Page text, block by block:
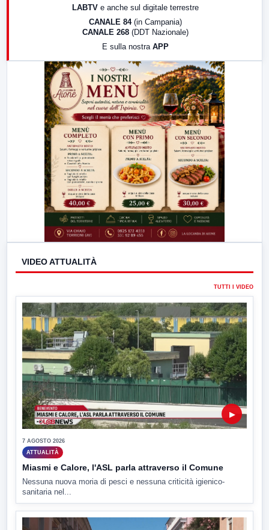
LabNews (replica)
LABTV e anche sul digitale terrestre
CANALE 84 (in Campania)
CANALE 268 (DDT Nazionale)
E sulla nostra APP
VIDEO ATTUALITÀ
TUTTI I VIDEO
▶
7 AGOSTO 2026
ATTUALITÀ
Miasmi e Calore, l'ASL parla attraverso il Comune
Nessuna nuova moria di pesci e nessuna criticità igienico-
sanitaria nel...